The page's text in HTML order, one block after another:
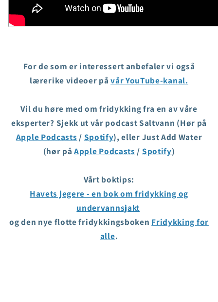
For de som er interessert anbefaler vi også
lærerike videoer påvår YouTube-kanal.
Vil du høre med om fridykking fra en av våre
eksperter? Sjekk ut vår podcast Saltvann (Hør på
Apple Podcasts / Spotify), eller Just Add Water
(hør påApple Podcasts / Spotify)
Vårt boktips:
Havets jegere - en bok om fridykking og
undervannsjakt
og den nye flotte fridykkingsboken Fridykking for
alle.